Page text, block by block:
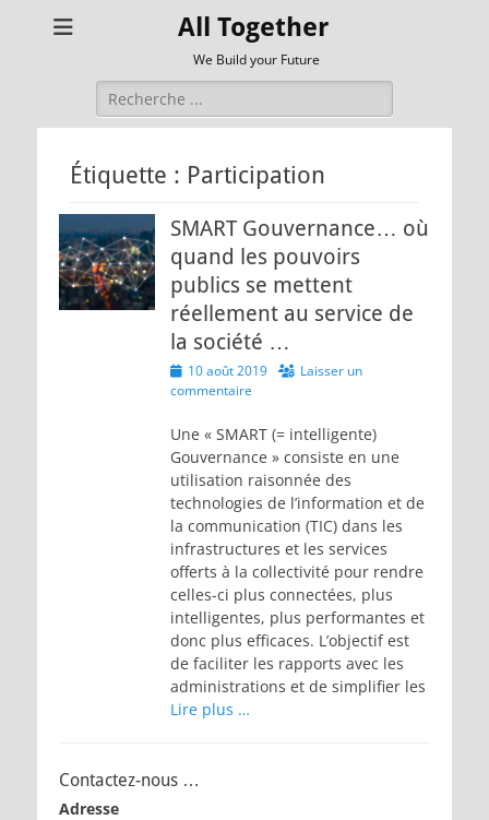
All Together
We Build your Future
Rechercher :
Étiquette : Participation
SMART Gouvernance… où
quand les pouvoirs
publics se mettent
réellement au service de
la société …
Posted
on
10 août 2019
Laisser un
commentaire
Une « SMART (= intelligente)
Gouvernance » consiste en une
utilisation raisonnée des
technologies de l’information et de
la communication (TIC) dans les
infrastructures et les services
offerts à la collectivité pour rendre
celles-ci plus connectées, plus
intelligentes, plus performantes et
donc plus efficaces. L’objectif est
de faciliter les rapports avec les
administrations et de simplifier les
Lire plus …
Contactez-nous …
Adresse